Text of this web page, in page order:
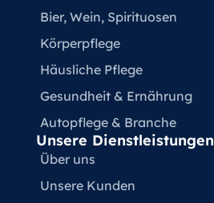
Bier, Wein, Spirituosen
Körperpflege
Häusliche Pflege
Gesundheit & Ernährung
Autopflege & Branche
Unsere Dienstleistungen
Über uns
Unsere Kunden